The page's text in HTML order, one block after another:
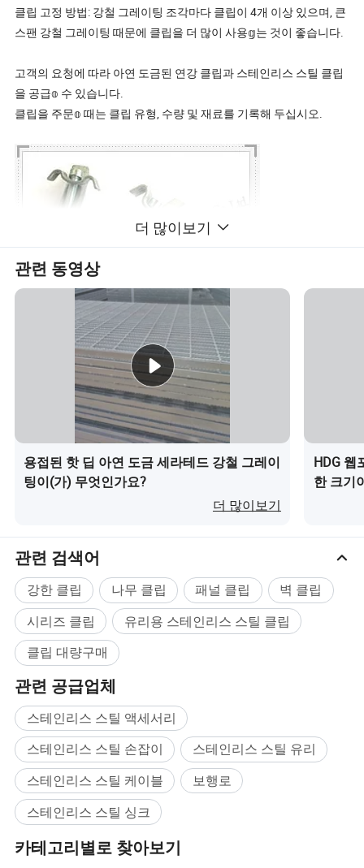
클립 고정 방법: 강철 그레이팅 조각마다 클립이 4개 이상 있으며, 큰
스팬 강철 그레이팅 때문에 클립을 더 많이 사용𝕘는 것이 좋습니다.
고객의 요청에 따라 아연 도금된 연강 클립과 스테인리스 스틸 클립
을 공급𝕠 수 있습니다.
클립을 주문𝕠 때는 클립 유형, 수량 및 재료를 기록해 두십시오.
더 많이보기
관련 동영상
용접된 핫 딥 아연 도금 세라테드 강철 그레이
팅이(가) 무엇인가요?
더 많이보기
HDG 웹
한 크기
관련 검색어
강한 클립 나무 클립 패널 클립
벽 클립
시리즈 클립
유리용 스테인리스 스틸 클립
클립 대량구매
관련 공급업체
스테인리스 스틸 액세서리
스테인리스 스틸 손잡이
스테인리스 스틸 유리
스테인리스 스틸 케이블
보행로
스테인리스 스틸 싱크
카테고리별로 찾아보기